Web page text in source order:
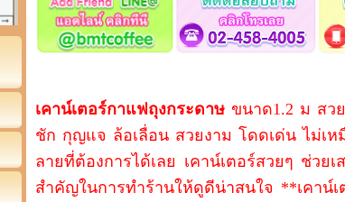
เคาน์เตอร์กาแฟถุงกระดาษ ขนาด1.2 ม สว
ชัก กุญแจ ล้อเลื่อน สวยงาม โดดเด่น ไม่เ
ลายที่ต้องการได้เลย เคาน์เตอร์สวยๆ ช่ว
สำคัญในการทำร้านให้ดูดีน่าสนใจ **เคาน์เ